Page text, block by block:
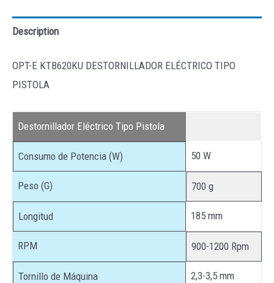
Description
OPT-E KTB620KU DESTORNILLADOR ELÉCTRICO TIPO
PISTOLA
Destornillador Eléctrico Tipo Pistola
Consumo de Potencia (W) 50 W
Peso (G) 700 g
Longitud 185 mm
RPM 900-1200 Rpm
Tornillo de Máquina 2,3-3,5 mm